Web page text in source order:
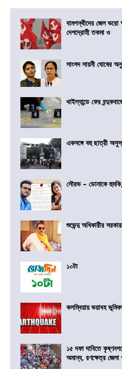
বামপন্থীদের জেল
দেশদ্রোহী তকমা ও
সাংসদ সায়নী ঘোষের
থাইল্যান্ডে ফের
একসঙ্গে বহু ছাত্রী
সৌরভ – ডোনাকে
শুভেন্দু অধিকারীর
১০টা
কলম্বিয়ায় ভয়াবহ
১৫ দফা দাবিতে
অমান্য, রণক্ষেত্র